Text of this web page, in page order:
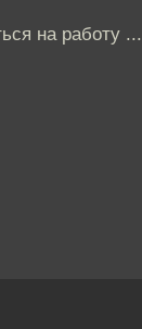
на работу ...